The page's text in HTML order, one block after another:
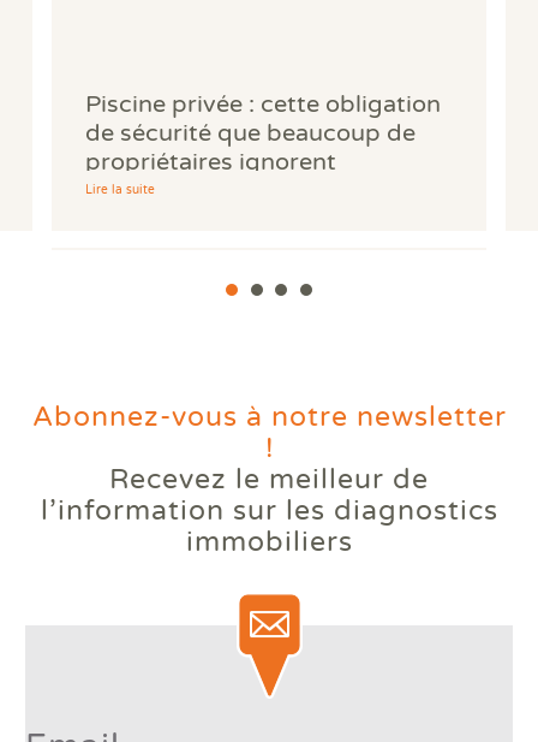
Piscine privée : cette obligation
de sécurité que beaucoup de
propriétaires ignorent
Lire la suite
Votre logement reste trop
chaud l'été ? Comprendre le
phénomène des bouilloires
Abonnez-vous à notre newsletter
!
Recevez le meilleur de
l’information sur les diagnostics
immobiliers